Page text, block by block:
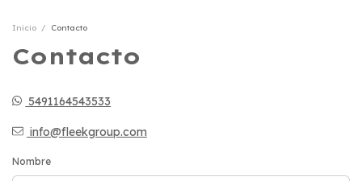
Inicio / Contacto
Contacto
5491164543533
info@fleekgroup.com
Nombre